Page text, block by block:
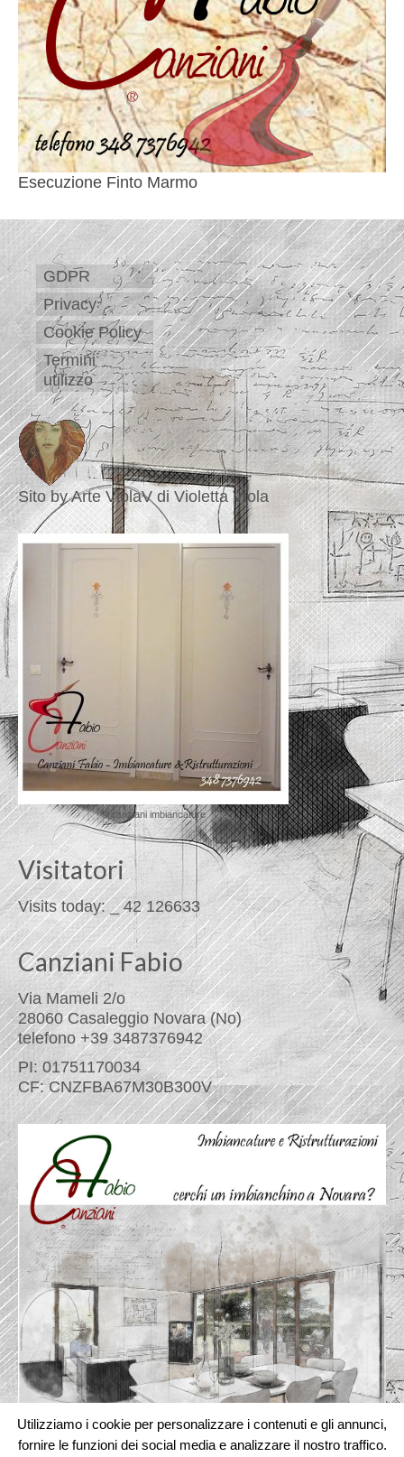
Esecuzione Finto Marmo
GDPR
Privacy
Cookie Policy
Termini
utilizzo
Sito by Arte ViolaV di Violetta Viola
© canziani imbiancature
Visitatori
Visits today: _ 42 126633
Canziani Fabio
Via Mameli 2/o
28060 Casaleggio Novara (No)
telefono +39 3487376942
PI: 01751170034
CF: CNZFBA67M30B300V
Utilizziamo i cookie per personalizzare i contenuti e gli annunci,
fornire le funzioni dei social media e analizzare il nostro traffico.